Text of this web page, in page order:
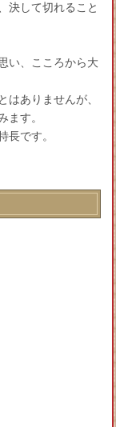
決して切れること
い、こころから大
はありませんが、
ます。
長です。